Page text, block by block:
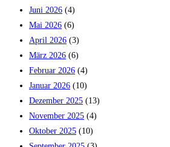
Juni 2026 (4)
Mai 2026 (6)
April 2026 (3)
März 2026 (6)
Februar 2026 (4)
Januar 2026 (10)
Dezember 2025 (13)
November 2025 (4)
Oktober 2025 (10)